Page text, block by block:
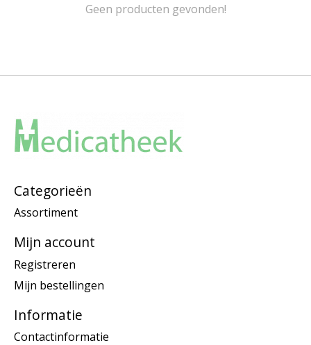
Geen producten gevonden!
Categorieën
Assortiment
Mijn account
Registreren
Mijn bestellingen
Informatie
Contactinformatie